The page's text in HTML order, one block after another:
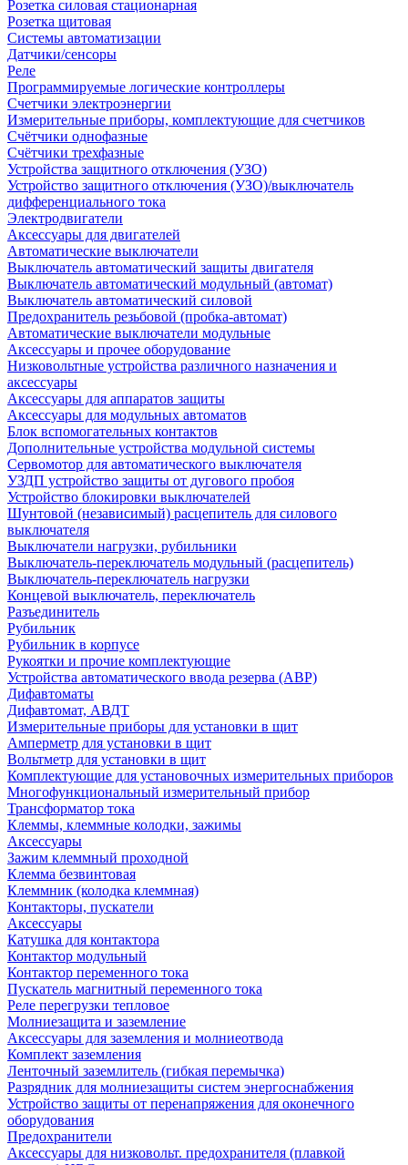
Розетка силовая стационарная
Розетка щитовая
Системы автоматизации
Датчики/сенсоры
Реле
Программируемые логические контроллеры
Счетчики электроэнергии
Измерительные приборы, комплектующие для счетчиков
Счётчики однофазные
Счётчики трехфазные
Устройства защитного отключения (УЗО)
Устройство защитного отключения (УЗО)/выключатель
дифференциального тока
Электродвигатели
Аксессуары для двигателей
Автоматические выключатели
Выключатель автоматический защиты двигателя
Выключатель автоматический модульный (автомат)
Выключатель автоматический силовой
Предохранитель резьбовой (пробка-автомат)
Автоматические выключатели модульные
Аксессуары и прочее оборудование
Низковольтные устройства различного назначения и
аксессуары
Аксессуары для аппаратов защиты
Аксессуары для модульных автоматов
Блок вспомогательных контактов
Дополнительные устройства модульной системы
Сервомотор для автоматического выключателя
УЗДП устройство защиты от дугового пробоя
Устройство блокировки выключателей
Шунтовой (независимый) расцепитель для силового
выключателя
Выключатели нагрузки, рубильники
Выключатель-переключатель модульный (расцепитель)
Выключатель-переключатель нагрузки
Концевой выключатель, переключатель
Разъединитель
Рубильник
Рубильник в корпусе
Рукоятки и прочие комплектующие
Устройства автоматического ввода резерва (АВР)
Дифавтоматы
Дифавтомат, АВДТ
Измерительные приборы для установки в щит
Амперметр для установки в щит
Вольтметр для установки в щит
Комплектующие для установочных измерительных приборов
Многофункциональный измерительный прибор
Трансформатор тока
Клеммы, клеммные колодки, зажимы
Аксессуары
Зажим клеммный проходной
Клемма безвинтовая
Клеммник (колодка клеммная)
Контакторы, пускатели
Аксессуары
Катушка для контактора
Контактор модульный
Контактор переменного тока
Пускатель магнитный переменного тока
Реле перегрузки тепловое
Молниезащита и заземление
Аксессуары для заземления и молниеотвода
Комплект заземления
Ленточный заземлитель (гибкая перемычка)
Разрядник для молниезащиты систем энергоснабжения
Устройство защиты от перенапряжения для оконечного
оборудования
Предохранители
Аксессуары для низковольт. предохранителя (плавкой